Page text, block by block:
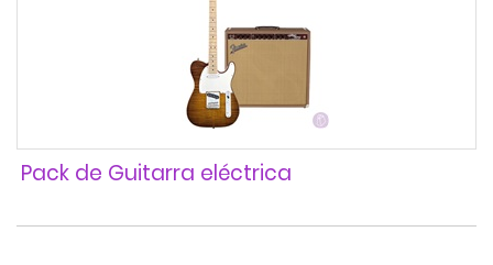
Pack de Guitarra eléctrica